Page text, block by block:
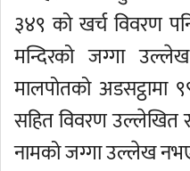
३४९ को खर्च विवरण
मन्दिरको जग्गा
मालपोतको अडसट्ठामा
सहित विवरण उल्लेखित
नामको जग्गा उल्लेख